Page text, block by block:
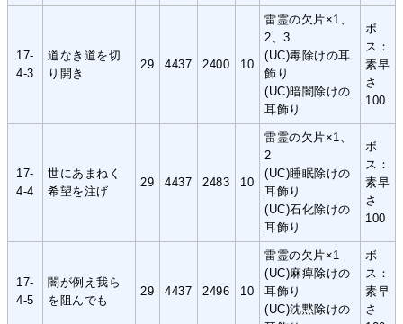
17-
4-3
道なき道を切
り開き
29 4437 2400 10
雷霊の欠片×1、
2、3
(UC)毒除けの耳
飾り
(UC)暗闇除けの
耳飾り
ボ
ス：
素早
さ
100
17-
4-4
世にあまねく
希望を注げ
29 4437 2483 10
雷霊の欠片×1、
2
(UC)睡眠除けの
耳飾り
(UC)石化除けの
耳飾り
ボ
ス：
素早
さ
100
17-
4-5
闇が例え我ら
を阻んでも
29 4437 2496 10
雷霊の欠片×1
(UC)麻痺除けの
耳飾り
(UC)沈黙除けの
ボ
ス：
素早
さ